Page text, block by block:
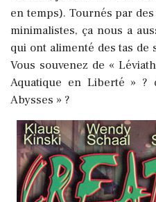
en temps). Tournés par
minimalistes, ça nous a
qui ont alimenté des tas de
Vous souvenez de «
Aquatique en Liberté » ?
Abysses » ?